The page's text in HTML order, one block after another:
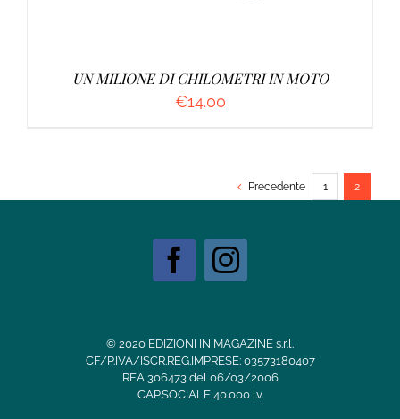
UN MILIONE DI CHILOMETRI IN MOTO
€14.00
Precedente 1 2
© 2020 EDIZIONI IN MAGAZINE s.r.l.
CF/P.IVA/ISCR.REG.IMPRESE: 03573180407
REA 306473 del 06/03/2006
CAP.SOCIALE 40.000 i.v.